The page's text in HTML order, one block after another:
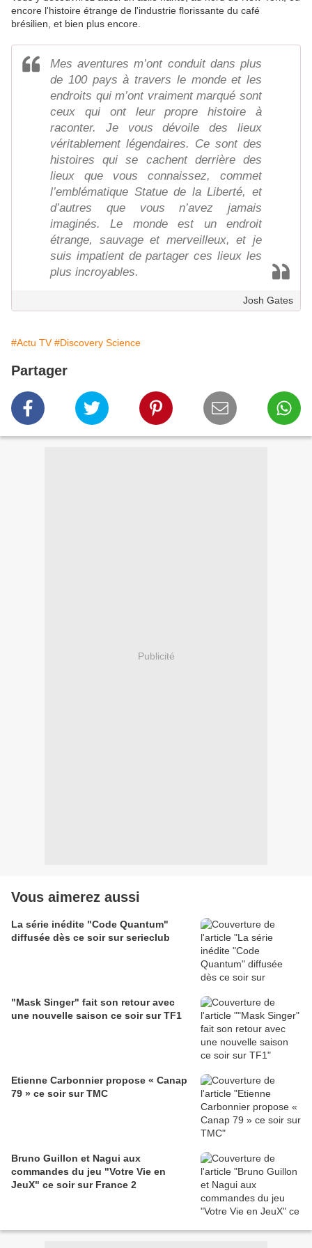
encore l'histoire étrange de l'industrie florissante du café
brésilien, et bien plus encore.
Mes aventures m’ont conduit dans plus
de 100 pays à travers le monde et les
endroits qui m’ont vraiment marqué sont
ceux qui ont leur propre histoire à
raconter. Je vous dévoile des lieux
véritablement légendaires. Ce sont des
histoires qui se cachent derrière des
lieux que vous connaissez, commet
l’emblématique Statue de la Liberté, et
d’autres que vous n’avez jamais
imaginés. Le monde est un endroit
étrange, sauvage et merveilleux, et je
suis impatient de partager ces lieux les
plus incroyables.
Josh Gates
#Actu TV #Discovery Science
Partager
Publicité
Vous aimerez aussi
La série inédite "Code Quantum"
diffusée dès ce soir sur serieclub
"Mask Singer" fait son retour avec
une nouvelle saison ce soir sur TF1
Etienne Carbonnier propose « Canap
79 » ce soir sur TMC
Bruno Guillon et Nagui aux
commandes du jeu "Votre Vie en
JeuX" ce soir sur France 2